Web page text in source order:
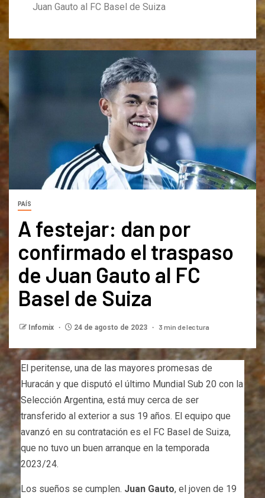
Juan Gauto al FC Basel de Suiza
PAÍS
A festejar: dan por
confirmado el traspaso
de Juan Gauto al FC
Basel de Suiza
Infomix 24 de agosto de 2023 3 min de lectura
El peritense, una de las mayores promesas de
Huracán y que disputó el último Mundial Sub 20 con la
Selección Argentina, está muy cerca de ser
transferido al exterior a sus 19 años. El equipo que
avanzó en su contratación es el FC Basel de Suiza,
que no tuvo un buen arranque en la temporada
2023/24.
Los sueños se cumplen. Juan Gauto, el joven de 19